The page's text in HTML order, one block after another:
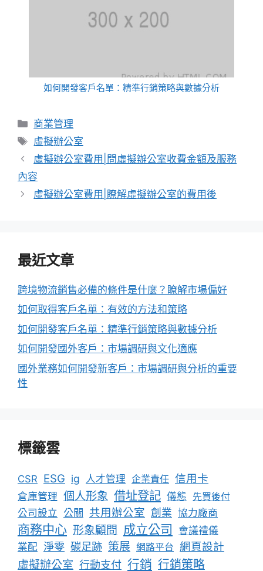
如何開發客戶名單：精準行銷策略與數據分析
分
類
商業管理
標
籤
虛擬辦公室
虛擬辦公室費用|問虛擬辦公室收費金額及服務
內容
虛擬辦公室費用|瞭解虛擬辦公室的費用後
最近文章
跨境物流銷售必備的條件是什麼？瞭解市場偏好
如何取得客戶名單：有效的方法和策略
如何開發客戶名單：精準行銷策略與數據分析
如何開發國外客戶：市場調研與文化適應
國外業務如何開發新客戶：市場調研與分析的重要
性
標籤雲
CSR ESG ig 人才管理 企業責任 信用卡
倉庫管理 個人形象 借址登記 儀態 先買後付
公司設立 公關 共用辦公室 創業 協力廠商
商務中心 形象顧問 成立公司
會議禮儀
業配 淨零 碳足跡 策展 網路平台 網頁設計
虛擬辦公室 行動支付 行銷 行銷策略